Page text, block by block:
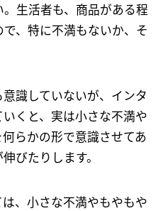
生活者も、商品がある程
、特に不満もないか、そ
識していないが、インタ
くと、実は小さな不満や
らかの形で意識させてあ
びたりします。
、小さな不満やもやもや